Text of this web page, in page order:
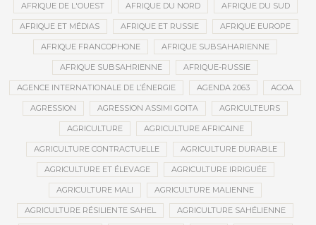
AFRIQUE DE L'OUEST AFRIQUE DU NORD AFRIQUE DU SUD
AFRIQUE ET MÉDIAS AFRIQUE ET RUSSIE AFRIQUE EUROPE
AFRIQUE FRANCOPHONE AFRIQUE SUBSAHARIENNE
AFRIQUE SUBSAHRIENNE AFRIQUE-RUSSIE
AGENCE INTERNATIONALE DE L’ÉNERGIE AGENDA 2063 AGOA
AGRESSION AGRESSION ASSIMI GOITA AGRICULTEURS
AGRICULTURE AGRICULTURE AFRICAINE
AGRICULTURE CONTRACTUELLE AGRICULTURE DURABLE
AGRICULTURE ET ÉLEVAGE AGRICULTURE IRRIGUÉE
AGRICULTURE MALI AGRICULTURE MALIENNE
AGRICULTURE RÉSILIENTE SAHEL AGRICULTURE SAHÉLIENNE